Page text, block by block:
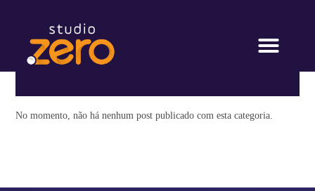
No momento, não há nenhum post publicado com esta categoria.